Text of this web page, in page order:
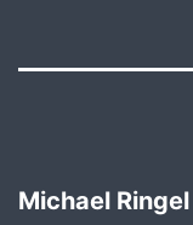
Michael Ringel